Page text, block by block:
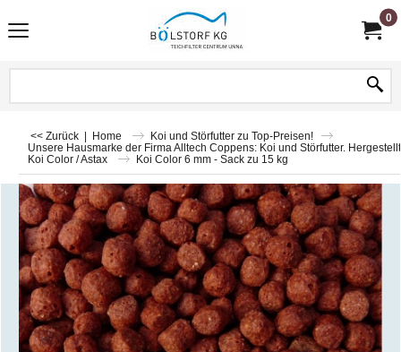
0
<< Zurück | Home
Koi und Störfutter zu Top-Preisen!
Unsere Hausmarke der Firma Alltech Coppens: Koi und Störfutter.
Koi Color / Astax
Koi Color 6 mm - Sack zu 15 kg